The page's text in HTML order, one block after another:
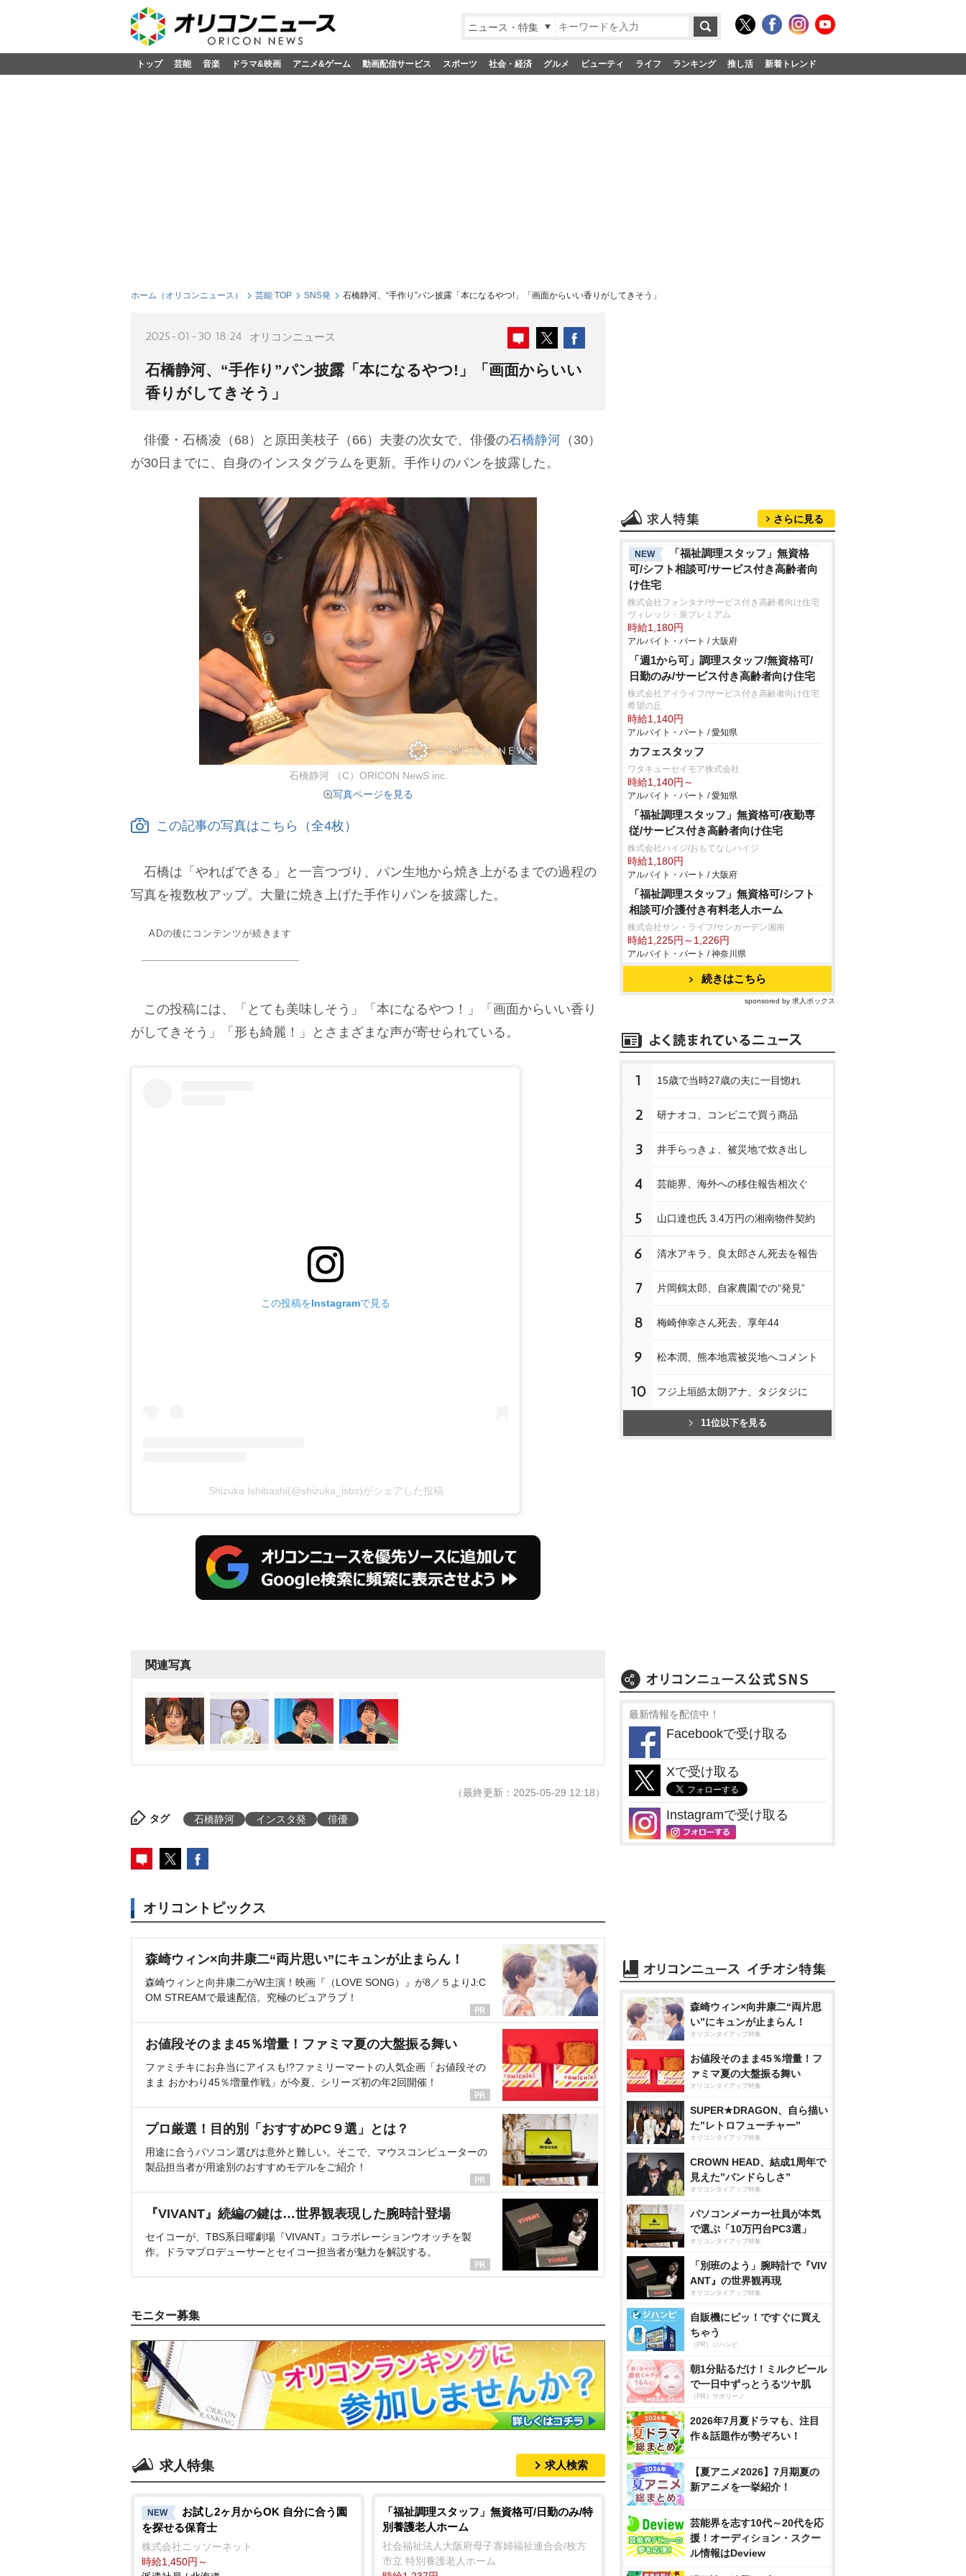
ニュース・特集
トップ 芸能 音楽 ドラマ&映画 アニメ&ゲーム 動画配信サービス スポーツ 社会・経済 グルメ ビューティ ライフ ランキング 推し活 新着トレンド
ホーム（オリコンニュース） 芸能 TOP SNS発 石橋静河、“手作り”パン披露「本になるやつ!」「画面からいい香りがしてきそう」
2025-01-30 18:24 オリコンニュース
石橋静河、“手作り”パン披露「本になるやつ!」「画面からいい
香りがしてきそう」
俳優・石橋凌（68）と原田美枝子（66）夫妻の次女で、俳優の石橋静河 （30）
が30日までに、自身のインスタグラムを更新。手作りのパンを披露した。
石橋静河 （C）ORICON NewS inc.
写真ページを見る
この記事の写真はこちら（全4枚）
石橋は「やればできる」と一言つづり、パン生地から焼き上がるまでの過程の
写真を複数枚アップ。大量に焼き上げた手作りパンを披露した。
ADの後にコンテンツが続きます
この投稿には、「とても美味しそう」「本になるやつ！」「画面からいい香り
がしてきそう」「形も綺麗！」とさまざまな声が寄せられている。
この投稿をInstagramで見る
Shizuka Ishibashi(@shizuka_isbs)がシェアした投稿
関連写真
（最終更新：2025-05-29 12:18）
タグ 石橋静河 インスタ発 俳優
オリコントピックス
森崎ウィン×向井康二“両片思い”にキュンが止まらん！
森崎ウィンと向井康二がW主演！映画『（LOVE SONG）』が8／５よりJ:C
OM STREAMで最速配信。究極のピュアラブ！
お値段そのまま45％増量！ファミマ夏の大盤振る舞い
ファミチキにお弁当にアイスも!?ファミリーマートの人気企画「お値段その
まま おかわり45％増量作戦」が今夏、シリーズ初の年2回開催！
プロ厳選！目的別「おすすめPC９選」とは？
用途に合うパソコン選びは意外と難しい。そこで、マウスコンピューターの
製品担当者が用途別のおすすめモデルをご紹介！
『VIVANT』続編の鍵は…世界観表現した腕時計登場
セイコーが、TBS系日曜劇場『VIVANT』コラボレーションウオッチを製
作。ドラマプロデューサーとセイコー担当者が魅力を解説する。
モニター募集
求人特集 求人検索
NEW
お試し2ヶ月からOK 自分に合う園
を探せる保育士
株式会社ニッソーネット
時給1,450円～
「福祉調理スタッフ」無資格可/日勤のみ/特
別養護老人ホーム
社会福祉法人大阪府母子寡婦福祉連合会/枚方
市立 特別養護老人ホーム
さらに見る
NEW
「福祉調理スタッフ」無資格
可/シフト相談可/サービス付き高齢者向
け住宅
株式会社フォンタナ/サービス付き高齢者向け住宅
ヴィレッジ・泉プレミアム
時給1,180円
アルバイト・パート / 大阪府
「週1から可」調理スタッフ/無資格可/
日勤のみ/サービス付き高齢者向け住宅
株式会社アイライフ/サービス付き高齢者向け住宅
希望の丘
時給1,140円
アルバイト・パート / 愛知県
カフェスタッフ
ワタキューセイモア株式会社
時給1,140円～
アルバイト・パート / 愛知県
「福祉調理スタッフ」無資格可/夜勤専
従/サービス付き高齢者向け住宅
株式会社ハイジ/おもてなしハイジ
時給1,180円
アルバイト・パート / 大阪府
「福祉調理スタッフ」無資格可/シフト
相談可/介護付き有料老人ホーム
株式会社サン・ライフ/サンガーデン湘南
時給1,225円～1,226円
アルバイト・パート / 神奈川県
続きはこちら
sponsored by 求人ボックス
1 15歳で当時27歳の夫に一目惚れ
2 研ナオコ、コンビニで買う商品
3 井手らっきょ、被災地で炊き出し
4 芸能界、海外への移住報告相次ぐ
5 山口達也氏 3.4万円の湘南物件契約
6 清水アキラ、良太郎さん死去を報告
7 片岡鶴太郎、自家農園での“発見”
8 梅崎伸幸さん死去、享年44
9 松本潤、熊本地震被災地へコメント
10 フジ上垣皓太朗アナ、タジタジに
11位以下を見る
最新情報を配信中！
Facebookで受け取る
Xで受け取る
Instagramで受け取る
森崎ウィン×向井康二“両片思
い”にキュンが止まらん！
オリコンタイアップ特集
お値段そのまま45％増量！フ
ァミマ夏の大盤振る舞い
オリコンタイアップ特集
SUPER★DRAGON、自ら描い
た”レトロフューチャー”
オリコンタイアップ特集
CROWN HEAD、結成1周年で
見えた”バンドらしさ”
オリコンタイアップ特集
パソコンメーカー社員が本気
で選ぶ「10万円台PC3選」
オリコンタイアップ特集
「別班のよう」腕時計で『VIV
ANT』の世界観再現
オリコンタイアップ特集
自販機にピッ！ですぐに買え
ちゃう
（PR）ジハンピ
朝1分貼るだけ！ミルクピール
で一日中ずっとうるツヤ肌
（PR）サボリーノ
2026年7月夏ドラマも、注目
作＆話題作が勢ぞろい！
【夏アニメ2026】7月期夏の
新アニメを一挙紹介！
芸能界を志す10代～20代を応
援！オーディション・スクー
ル情報はDeview